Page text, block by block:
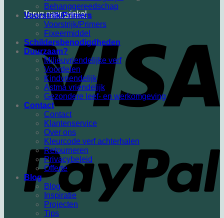
Terug naar winkel
Behanggereedschap
Voorstrijk/Primers
Voorstrijk/Primers
Fixeermiddel
Schildersbenodigdheden
Duurzaam?
Milieuvriendelijke verf
Voordelen
Kindvriendelijk
Astma vriendelijk
Gezondere leef- en werkomgeving
Contact
Contact
Klantenservice
Over ons
Kleurcode verf achterhalen
Retourneren
Privacybeleid
Offerte
Blog
Blog
Inspiratie
Projecten
Tips